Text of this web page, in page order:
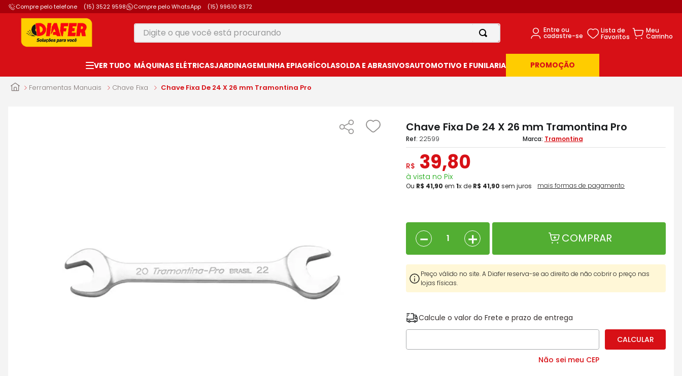
Compre pelo telefone (15) 3522 9598 Compre pelo WhatsApp (15) 99610 8372
Digite o que você está procurando
MÁQUINAS ELÉTRICASJARDINAGEMLINHA EPIAGRÍCOLASOLDA E ABRASIVOSAUTOMOTIVO E FUNILARIA PROMOÇÃO
Ferramentas Manuais Chave Fixa Chave Fixa De 24 X 26 mm Tramontina Pro
Chave Fixa De 24 X 26 mm Tramontina Pro
: 22599 Tramontina
R$ 39,80
à vista no Pix
Ou R$ 41,90 em 1x de R$ 41,90 sem juros mais formas de pagamento
＋
－ COMPRAR
Preço válido no site. A Diafer reserva-se ao direito de não cobrir o preço nas
lojas físicas.
Calcule o valor do Frete e prazo de entrega
Não sei meu CEP
1º
motosserra
2º
vonixx